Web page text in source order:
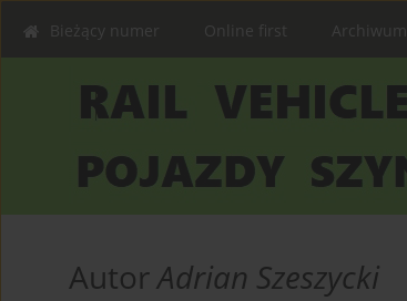
Bieżący numer Online first Archiwum
AutorAdrian Szeszycki